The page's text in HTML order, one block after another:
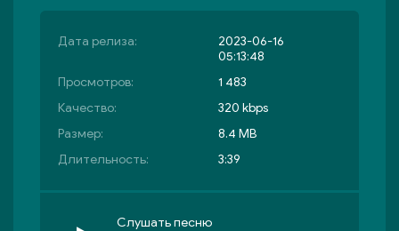
Дата релиза:
2023-06-16
05:13:48
Просмотров:
1 483
Качество:
320 kbps
Размер:
8.4 MB
Длительность:
3:39
Слушать песню